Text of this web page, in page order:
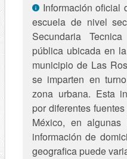
Información oficial
escuela de nivel
Secundaria
pública ubicada en
municipio de Las
se imparten en
zona urbana. Esta
por diferentes
México, en
información de
geografica puede